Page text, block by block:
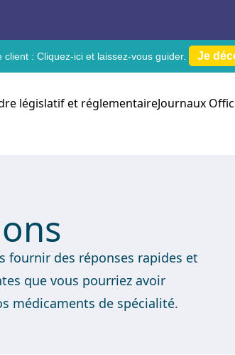
client : Cliquez-ici et laissez-vous guider. Je
législatif et réglementaireJournaux
fournir des réponses rapides et
que vous pourriez avoir
médicaments de spécialité.